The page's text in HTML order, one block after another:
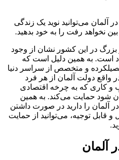
آلمان می‌توانید نوید یک زندگی
نخواهد رفت را به خود بدهید.
در این کشور نشان از وجود
است. به همین دلیل است که
و متخصص از سراسر دنیا
واقع دولت آلمان از هر فرد
و کاری که به چرخه اقتصادی
شود حمایت می‌کند. به همین
را دارید در صورت داشتن
قابل توجیه، می‌توانید از حمایت
آلمان